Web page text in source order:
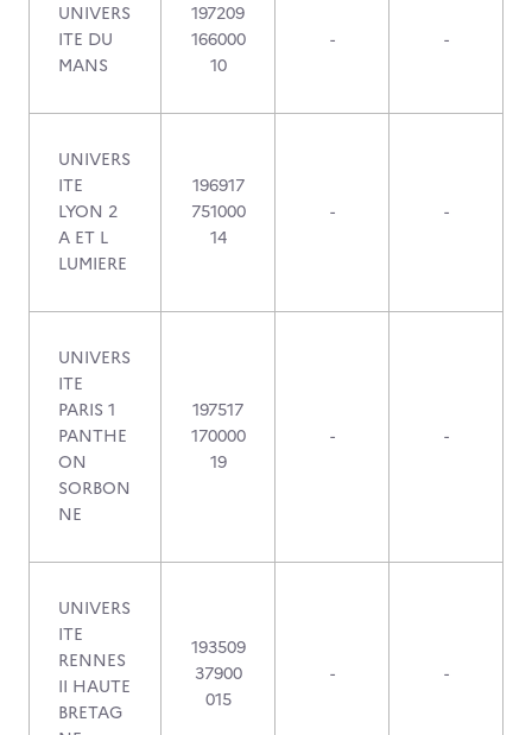
UNIVERS
ITE DU
MANS
197209
166000
10
- -
UNIVERS
ITE
LYON 2
A ET L
LUMIERE
196917
751000
14
- -
UNIVERS
ITE
PARIS 1
PANTHE
ON
SORBON
NE
197517
170000
19
- -
UNIVERS
ITE
RENNES
II HAUTE
BRETAG
193509
37900
015
- -